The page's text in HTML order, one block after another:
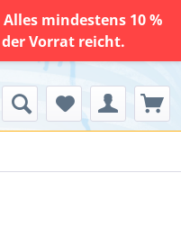
mindestens 10 %
Vorrat reicht.